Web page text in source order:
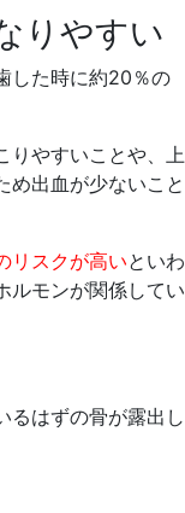
りやすい
した時に約20％の
りやすいことや、上
め出血が少ないこと
リスクが高いといわ
ルモンが関係してい
るはずの骨が露出し